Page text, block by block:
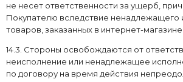
не несет ответственности за ущерб,
Покупателю вследствие ненадлежащего
товаров, заказанных в интернет-магазине.
14.3. Стороны освобождаются от
неисполнение или ненадлежащее
по договору на время действия